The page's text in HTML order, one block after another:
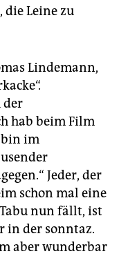
die Leine zu
Lindemann,
der
hab beim Film
bin im
Jeder, der
schon mal eine
Tabu nun fällt, ist
in der sonntaz.
aber wunderbar